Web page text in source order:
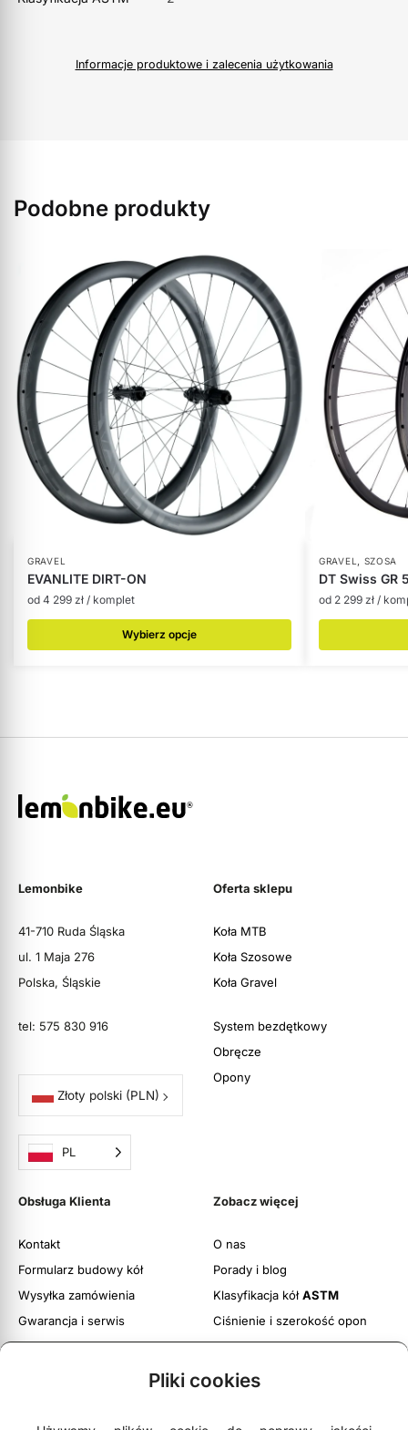
Pliki cookies
Informacje produktowe i zalecenia użytkowania
Podobne produkty
GRAVEL
EVANLITE DIRT-ON
od 4 299 zł / komplet
Wybierz opcje
GRAVEL SZOSA
DT Swiss GR
od 2 299 zł /
Lemonbike
41-710 Ruda Śląska
ul. 1 Maja 276
Polska, Śląskie
tel: 575 830 916
Złoty polski (PLN)
PL
Oferta sklepu
Koła MTB
Koła Szosowe
Koła Gravel
System bezdętkowy
Obręcze
Opony
Obsługa Klienta
Kontakt
Formularz budowy kół
Wysyłka zamówienia
Gwarancja i serwis
Obsługa zwrotów
Zobacz więcej
O nas
Porady i blog
Klasyfikacja kółASTM
Ciśnienie i szerokość opon
Regulamin witryny